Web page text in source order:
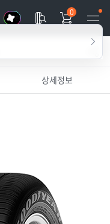
0
상세정보